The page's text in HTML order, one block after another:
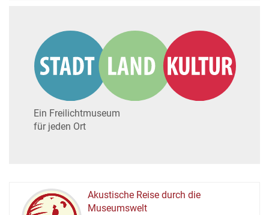
Ein Freilichtmuseum
für jeden Ort
Akustische Reise durch die
Museumswelt